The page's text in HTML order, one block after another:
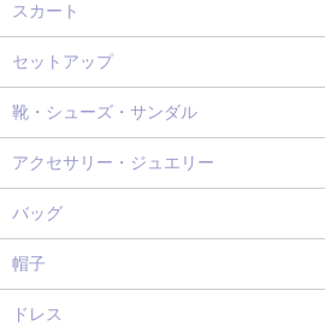
スカート
セットアップ
靴・シューズ・サンダル
アクセサリー・ジュエリー
バッグ
帽子
ドレス